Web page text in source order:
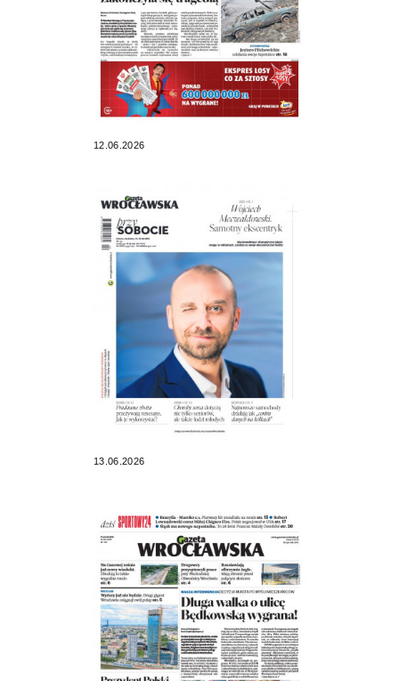
12.06.2026
13.06.2026